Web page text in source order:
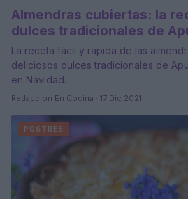
Almendras cubiertas: la
dulces tradicionales de
La receta fácil y rápida de las
deliciosos dulces tradicionales de
en Navidad.
Redacción En Cocina · 17 Dic 2021
POSTRES